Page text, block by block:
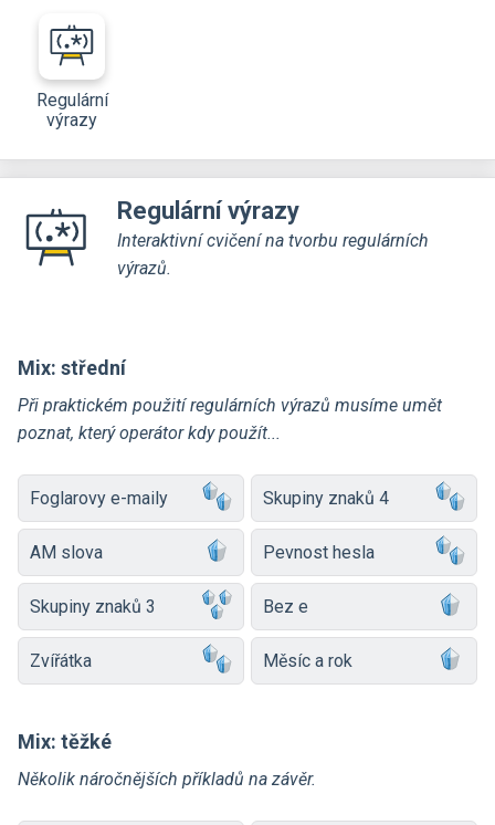
Regulární
výrazy
Regulární výrazy
Interaktivní cvičení na tvorbu regulárních
výrazů.
Mix: střední
Při praktickém použití regulárních výrazů musíme umět
poznat, který operátor kdy použít...
Foglarovy e-maily Skupiny znaků 4
AM slova Pevnost hesla
Skupiny znaků 3 Bez e
Zvířátka Měsíc a rok
Mix: těžké
Několik náročnějších příkladů na závěr.